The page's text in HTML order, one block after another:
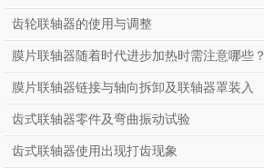
齿轮联轴器的使用与调整
膜片联轴器随着时代进步加热时需注意哪些？
膜片联轴器链接与轴向拆卸及联轴器罩装入
齿式联轴器零件及弯曲振动试验
齿式联轴器使用出现打齿现象